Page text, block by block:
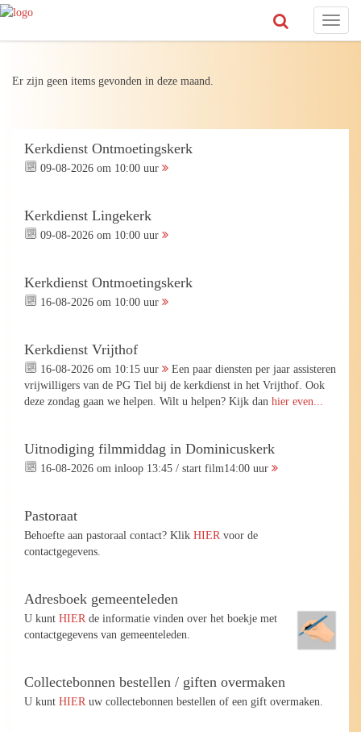
Toggle
Er zijn geen items gevonden in deze maand.
Kerkdienst Ontmoetingskerk
09-08-2026 om 10:00 uur
Kerkdienst Lingekerk
09-08-2026 om 10:00 uur
Kerkdienst Ontmoetingskerk
16-08-2026 om 10:00 uur
Kerkdienst Vrijthof
16-08-2026 om 10:15 uur
Een paar diensten per jaar assisteren
vrijwilligers van de PG Tiel bij de kerkdienst in het Vrijthof. Ook
deze zondag gaan we helpen. Wilt u helpen? Kijk dan hier even...
Uitnodiging filmmiddag in Dominicuskerk
16-08-2026 om inloop 13:45 / start film14:00 uur
Pastoraat
Behoefte aan pastoraal contact? Klik HIER voor de
contactgegevens.
Adresboek gemeenteleden
U kunt HIER de informatie vinden over het boekje met
contactgegevens van gemeenteleden.
Collectebonnen bestellen / giften overmaken
U kunt HIER uw collectebonnen bestellen of een gift overmaken.